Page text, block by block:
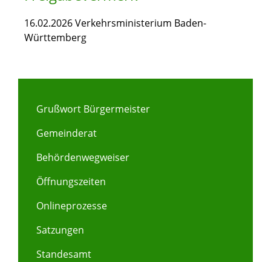
16.02.2026 Verkehrsministerium Baden-
Württemberg
Grußwort Bürgermeister
Gemeinderat
Behördenwegweiser
Öffnungszeiten
Onlineprozesse
Satzungen
Standesamt